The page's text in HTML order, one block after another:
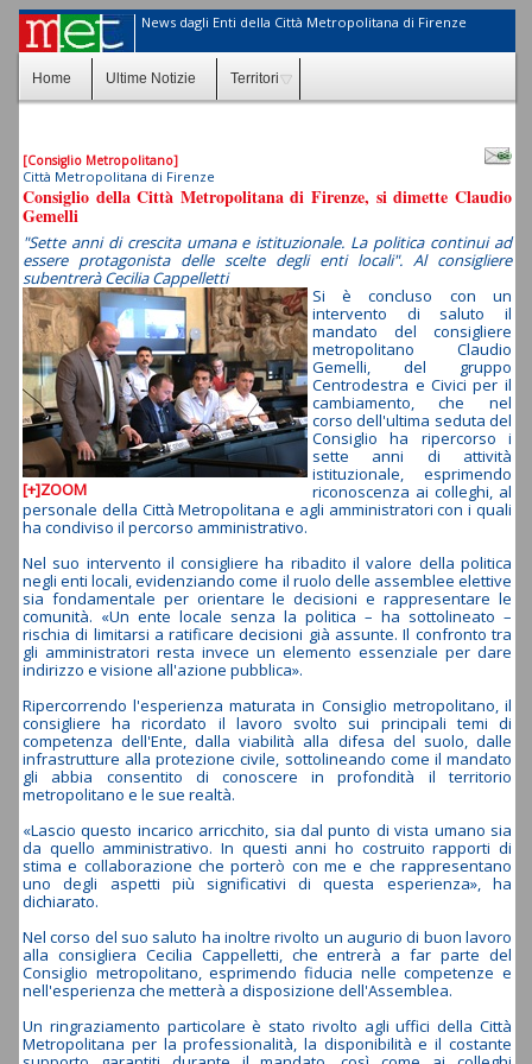
News dagli Enti della Città Metropolitana di Firenze
Home Ultime Notizie Territori
[Consiglio Metropolitano]
Città Metropolitana di Firenze
Consiglio della Città Metropolitana di Firenze, si dimette Claudio
Gemelli
"Sette anni di crescita umana e istituzionale. La politica continui ad
essere protagonista delle scelte degli enti locali". Al consigliere
subentrerà Cecilia Cappelletti
[+]ZOOM
Si è concluso con un
intervento di saluto il
mandato del consigliere
metropolitano Claudio
Gemelli, del gruppo
Centrodestra e Civici per il
cambiamento, che nel
corso dell'ultima seduta del
Consiglio ha ripercorso i
sette anni di attività
istituzionale, esprimendo
riconoscenza ai colleghi, al
personale della Città Metropolitana e agli amministratori con i quali
ha condiviso il percorso amministrativo.
Nel suo intervento il consigliere ha ribadito il valore della politica
negli enti locali, evidenziando come il ruolo delle assemblee elettive
sia fondamentale per orientare le decisioni e rappresentare le
comunità. «Un ente locale senza la politica – ha sottolineato –
rischia di limitarsi a ratificare decisioni già assunte. Il confronto tra
gli amministratori resta invece un elemento essenziale per dare
indirizzo e visione all'azione pubblica».
Ripercorrendo l'esperienza maturata in Consiglio metropolitano, il
consigliere ha ricordato il lavoro svolto sui principali temi di
competenza dell'Ente, dalla viabilità alla difesa del suolo, dalle
infrastrutture alla protezione civile, sottolineando come il mandato
gli abbia consentito di conoscere in profondità il territorio
metropolitano e le sue realtà.
«Lascio questo incarico arricchito, sia dal punto di vista umano sia
da quello amministrativo. In questi anni ho costruito rapporti di
stima e collaborazione che porterò con me e che rappresentano
uno degli aspetti più significativi di questa esperienza», ha
dichiarato.
Nel corso del suo saluto ha inoltre rivolto un augurio di buon lavoro
alla consigliera Cecilia Cappelletti, che entrerà a far parte del
Consiglio metropolitano, esprimendo fiducia nelle competenze e
nell'esperienza che metterà a disposizione dell'Assemblea.
Un ringraziamento particolare è stato rivolto agli uffici della Città
Metropolitana per la professionalità, la disponibilità e il costante